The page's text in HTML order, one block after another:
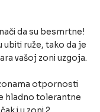
da su besmrtne!
ruže, tako da je
vašoj zoni uzgoja.
otpornosti
hladno tolerantne